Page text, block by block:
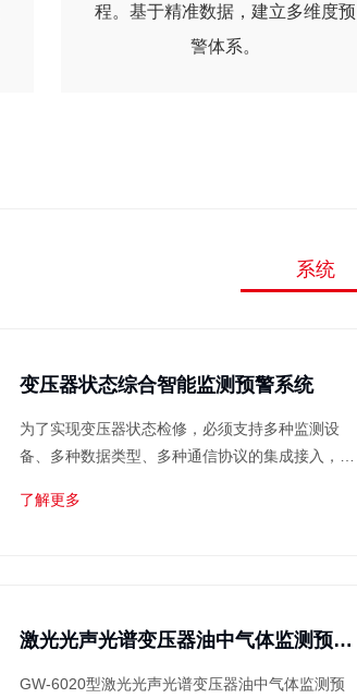
程。基于精准数据，建立多维度预
警体系。
系统
变压器状态综合智能监测预警系统
为了实现变压器状态检修，必须支持多种监测设
备、多种数据类型、多种通信协议的集成接入，远
系统通过实时获取变压器运行状态，兼顾对变压器
了解更多
激光光声光谱变压器油中气体监测预警系统
GW-6020型激光光声光谱变压器油中气体监测预